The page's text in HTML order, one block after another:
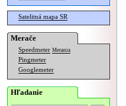
Satelitná mapa SR
Merače
Speedmeter Merania
Pingmeter
Googlemeter
Hľadanie